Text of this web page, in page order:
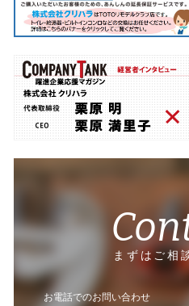
まずはご相
お電話でのお問い合わせ